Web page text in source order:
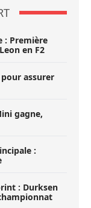
: Première
en F2
assurer
gagne,
:
: Durksen